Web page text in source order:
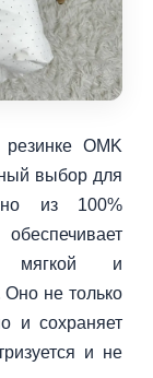
OMK
выбор для
из 100%
мягкой и
Оно не только
и сохраняет
и не